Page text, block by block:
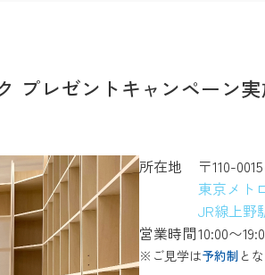
プレゼントキャンペーン実
所在地
〒110-
東京メト
JR線上野
営業時間10:00〜
※ご見学は予約制 と